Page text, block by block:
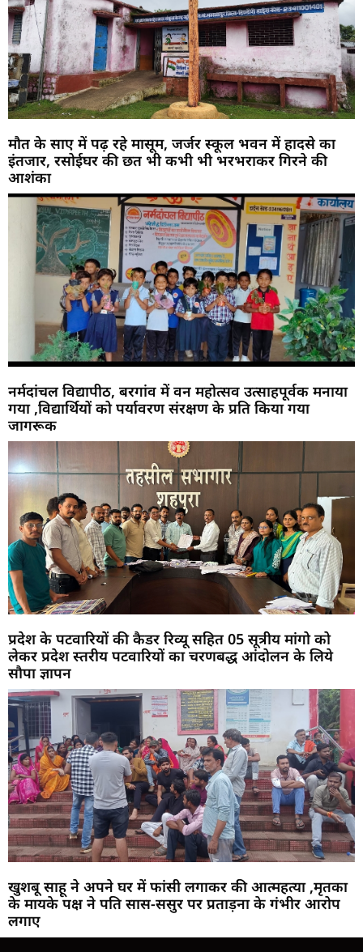
मौत के साए में पढ़ रहे मासूम, जर्जर स्कूल भवन में हादसे का
इंतजार, रसोईघर की छत भी कभी भी भरभराकर गिरने की
आशंका
नर्मदांचल विद्यापीठ, बरगांव में वन महोत्सव उत्साहपूर्वक मनाया
गया ,विद्यार्थियों को पर्यावरण संरक्षण के प्रति किया गया
जागरूक
प्रदेश के पटवारियों की कैडर रिव्यू सहित 05 सूत्रीय मांगो को
लेकर प्रदेश स्तरीय पटवारियों का चरणबद्ध आंदोलन के लिये
सौपा ज्ञापन
खुशबू साहू ने अपने घर में फांसी लगाकर की आत्महत्या ,मृतका
के मायके पक्ष ने पति सास-ससुर पर प्रताड़ना के गंभीर आरोप
लगाए